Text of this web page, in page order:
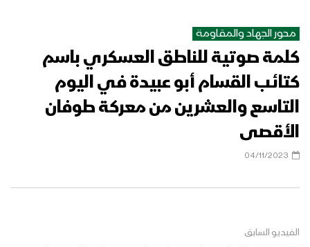
محور الجهاد والمقاومة
كلمة صوتية للناطق العسكري باسم
كتائب القسام أبو عبيدة في اليوم
التاسع والعشرين من معركة طوفان
الأقصى
04/11/2023
الفيديو السابق